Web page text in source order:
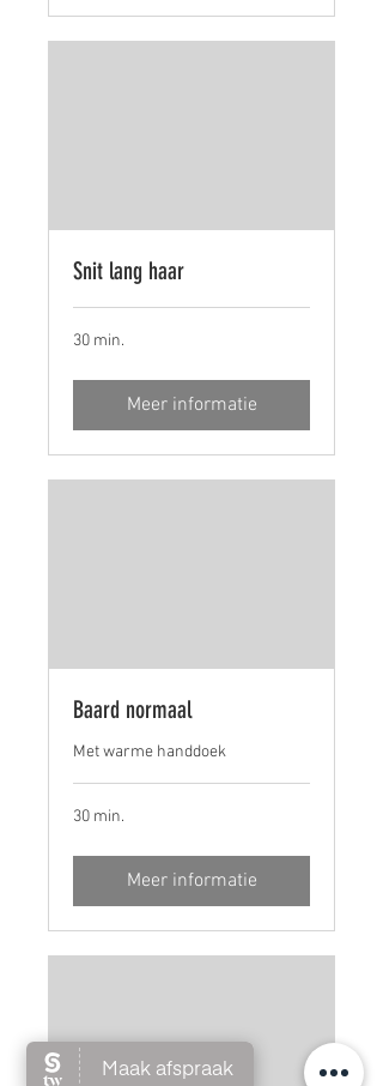
Snit lang haar
30 min.
Meer informatie
Baard normaal
Met warme handdoek
30 min.
Meer informatie